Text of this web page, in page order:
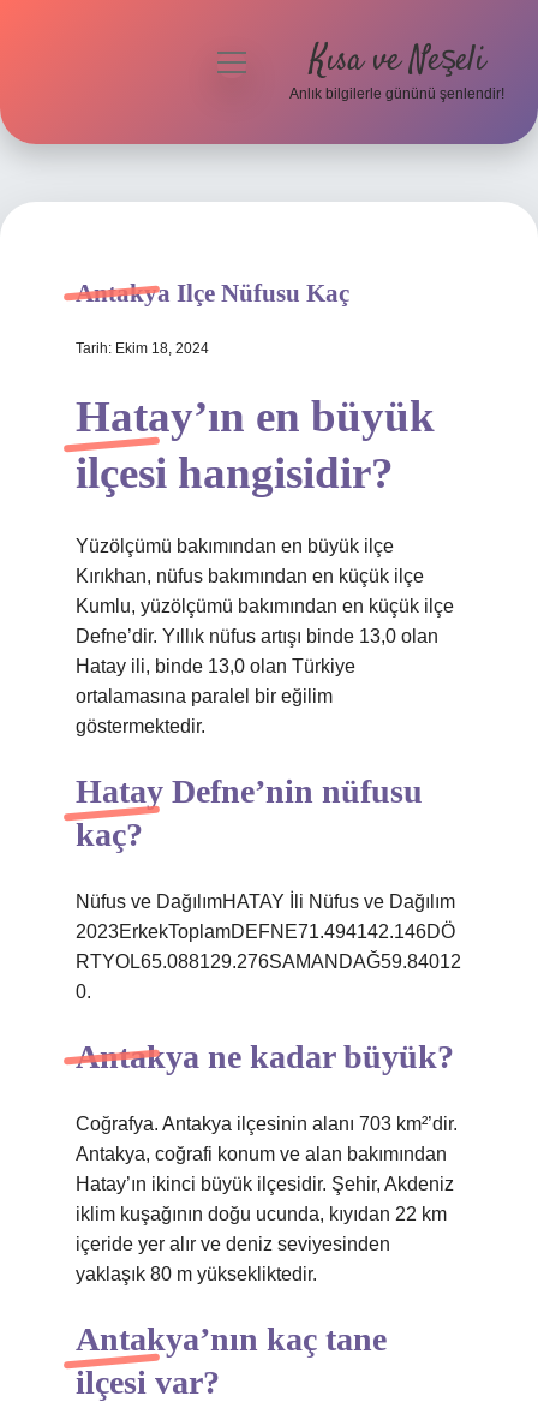
Hakkımızda
menüyü
Kısa ve Neşeli
Anlık bilgilerle gününü şenlendir!
Antakya Ilçe Nüfusu Kaç
Tarih: Ekim 18, 2024
Hatay’ın en büyük
ilçesi hangisidir?
Yüzölçümü bakımından en büyük ilçe
Kırıkhan, nüfus bakımından en küçük ilçe
Kumlu, yüzölçümü bakımından en küçük ilçe
Defne’dir. Yıllık nüfus artışı binde 13,0 olan
Hatay ili, binde 13,0 olan Türkiye
ortalamasına paralel bir eğilim
göstermektedir.
Hatay Defne’nin nüfusu
kaç?
Nüfus ve DağılımHATAY İli Nüfus ve Dağılım
2023ErkekToplamDEFNE71.494142.146DÖ
RTYOL65.088129.276SAMANDAĞ59.84012
0.
Antakya ne kadar büyük?
Coğrafya. Antakya ilçesinin alanı 703 km²’dir.
Antakya, coğrafi konum ve alan bakımından
Hatay’ın ikinci büyük ilçesidir. Şehir, Akdeniz
iklim kuşağının doğu ucunda, kıyıdan 22 km
içeride yer alır ve deniz seviyesinden
yaklaşık 80 m yüksekliktedir.
Antakya’nın kaç tane
ilçesi var?